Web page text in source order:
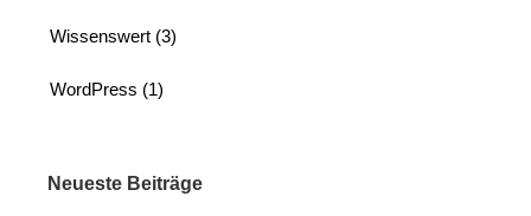
Wissenswert (3)
WordPress (1)
Neueste Beiträge